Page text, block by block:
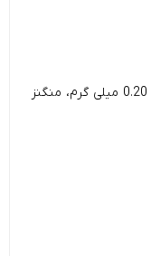
ویتامین D3 162 IU، ویتامین E (3a700) 93 میلی گرم، تائورین (3a370) 195.36 میلی گرم، ویتامین B1 (3a821) 20.93 میلی گرم، بیوتین 0.01 میلی گرم، مس (E4) 0.09 میلی گرم، ید (3b201) 0.20 میلی گرم، منگنز